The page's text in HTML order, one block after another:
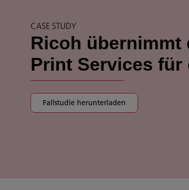
CASE STUDY
Ricoh übernimmt
Print Services für
Fallstudie herunterladen